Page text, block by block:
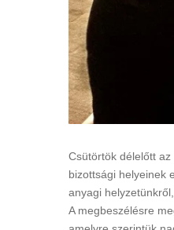
Csütörtök délelőtt
bizottsági helyeinek
anyagi
A megbeszélésre